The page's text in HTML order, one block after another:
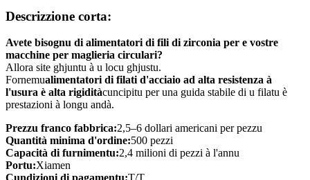
Descrizzione corta:
Avete bisognu di alimentatori di fili di zirconia per e vostre
macchine per maglieria circulari?
Allora site ghjuntu à u locu ghjustu.
Fornemualimentatori di filati d'acciaio ad alta resistenza à
l'usura è alta rigiditàcuncipitu per una guida stabile di u filatu è
prestazioni à longu andà.
Prezzu franco fabbrica:2,5–6 dollari americani per pezzu
Quantità minima d'ordine:500 pezzi
Capacità di furnimentu:2,4 milioni di pezzi à l'annu
Portu:Xiamen